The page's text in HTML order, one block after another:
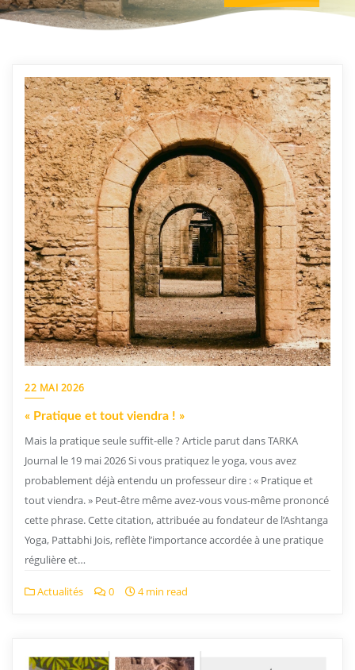
LIRE PLUS
22 MAI 2026
« Pratique et tout viendra ! »
Mais la pratique seule suffit-elle ? Article parut dans TARKA
Journal le 19 mai 2026 Si vous pratiquez le yoga, vous avez
probablement déjà entendu un professeur dire : « Pratique et
tout viendra. » Peut-être même avez-vous vous-même prononcé
cette phrase. Cette citation, attribuée au fondateur de l’Ashtanga
Yoga, Pattabhi Jois, reflète l’importance accordée à une pratique
régulière et…
Actualités 0 4 min read